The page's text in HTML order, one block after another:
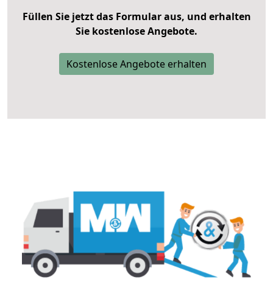
Füllen Sie jetzt das Formular aus, und erhalten
Sie kostenlose Angebote.
Kostenlose Angebote erhalten